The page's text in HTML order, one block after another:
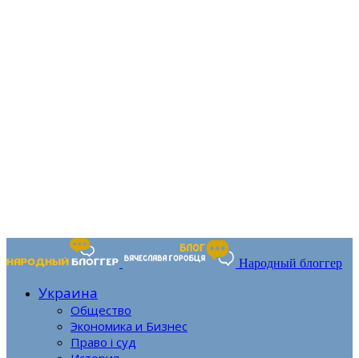
Народный блоггер
Украина
Общество
Экономика и Бизнес
Право і суд